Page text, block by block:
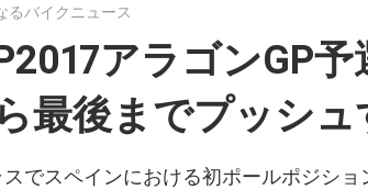
る
バ
るバイクニュース
アラゴンGP
最後までプッシュ
でスペインにおける初ポールポジシ